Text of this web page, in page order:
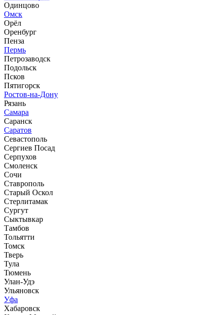
Одинцово
Омск
Орёл
Оренбург
Пенза
Пермь
Петрозаводск
Подольск
Псков
Пятигорск
Ростов-на-Дону
Рязань
Самара
Саранск
Саратов
Севастополь
Сергиев Посад
Серпухов
Смоленск
Сочи
Ставрополь
Старый Оскол
Стерлитамак
Сургут
Сыктывкар
Тамбов
Тольятти
Томск
Тверь
Тула
Тюмень
Улан-Удэ
Ульяновск
Уфа
Хабаровск